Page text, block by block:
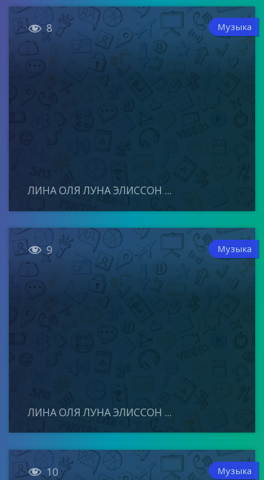
 8 Музыка
ЛИНА ОЛЯ ЛУНА ЭЛИССОН ...
 9 Музыка
ЛИНА ОЛЯ ЛУНА ЭЛИССОН ...
 10 Музыка